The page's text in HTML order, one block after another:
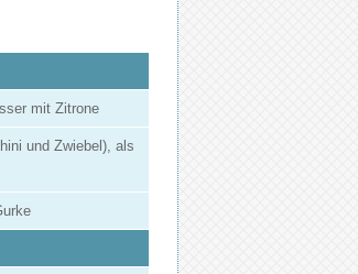
mit Zitrone
und Zwiebel), als